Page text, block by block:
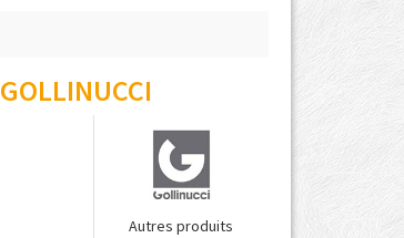
GOLLINUCCI
Autres produits